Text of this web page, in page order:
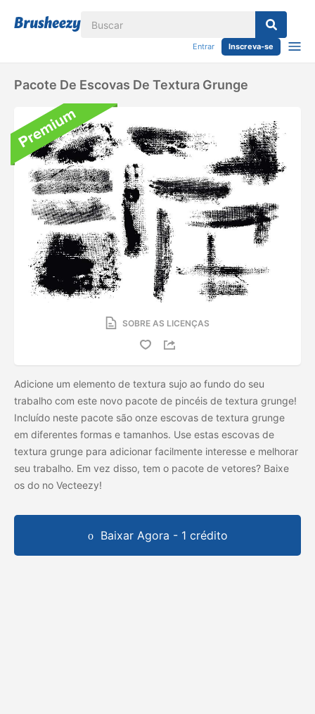
Entrar Inscreva-se
Pacote De Escovas De Textura Grunge
SOBRE AS LICENÇAS
Adicione um elemento de textura sujo ao fundo do seu
trabalho com este novo pacote de pincéis de textura grunge!
Incluído neste pacote são onze escovas de textura grunge
em diferentes formas e tamanhos. Use estas escovas de
textura grunge para adicionar facilmente interesse e melhorar
seu trabalho. Em vez disso, tem o pacote de vetores? Baixe
os do no Vecteezy!
Baixar Agora - 1 crédito